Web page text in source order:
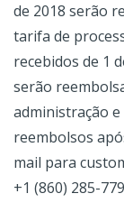
de 2018 serão
tarifa de
recebidos de 1
serão
administração
reembolsos
mail para
+1 (860) 285-